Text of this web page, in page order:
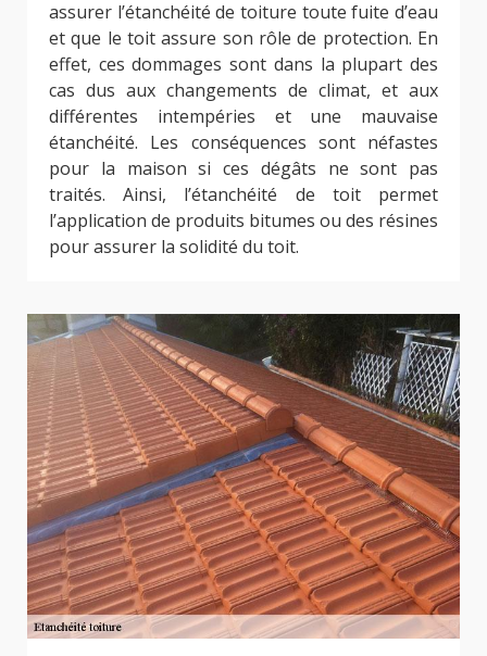
assurer l’étanchéité de toiture toute fuite d’eau
et que le toit assure son rôle de protection. En
effet, ces dommages sont dans la plupart des
cas dus aux changements de climat, et aux
différentes intempéries et une mauvaise
étanchéité. Les conséquences sont néfastes
pour la maison si ces dégâts ne sont pas
traités. Ainsi, l’étanchéité de toit permet
l’application de produits bitumes ou des résines
pour assurer la solidité du toit.